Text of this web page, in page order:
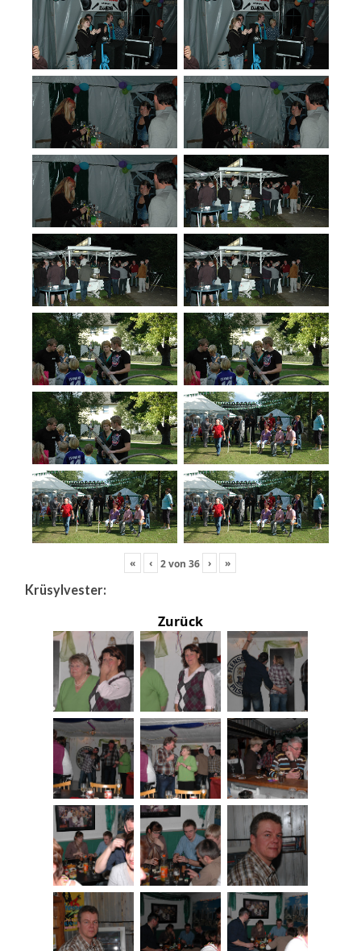
« ‹ 2von36 › »
Krüsylvester:
Zurück